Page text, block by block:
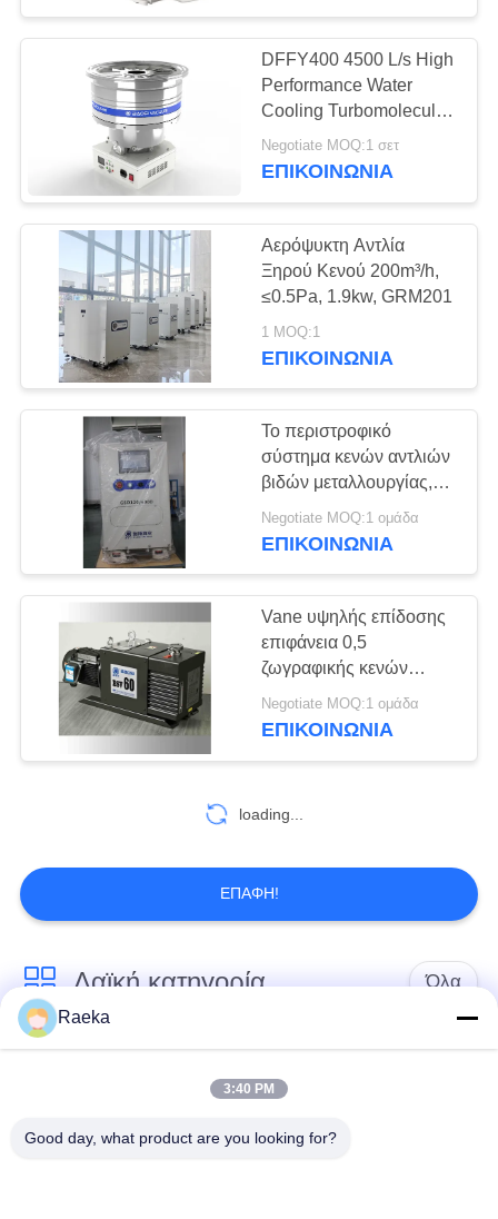
DFFY400 4500 L/s High
Performance Water
Cooling Turbomolecular
Vacuum Pump for
Semiconductor
Negotiate MOQ:1 σετ
ΕΠΙΚΟΙΝΩΝΊΑ
Αερόψυκτη Αντλία
Ξηρού Κενού 200m³/h,
≤0.5Pa, 1.9kw, GRM201
1 MOQ:1
ΕΠΙΚΟΙΝΩΝΊΑ
Το περιστροφικό
σύστημα κενών αντλιών
βιδών μεταλλουργίας,
υποστηρίζοντας αντλία
600 μ ³ /h GSD120
Negotiate MOQ:1 ομάδα
ΕΠΙΚΟΙΝΩΝΊΑ
Vane υψηλής επίδοσης
επιφάνεια 0,5
ζωγραφικής κενών
αντλιών τύπων τελευταίο
κενό PA
Negotiate MOQ:1 ομάδα
ΕΠΙΚΟΙΝΩΝΊΑ
loading...
ΕΠΑΦΉ!
Λαϊκή κατηγορία Όλα
περιστροφική vane
Κενή αντλία
κυλίνδρων
Ξηρά κενή αντλία
Raeka
3:40 PM
Good day, what product are you looking for?